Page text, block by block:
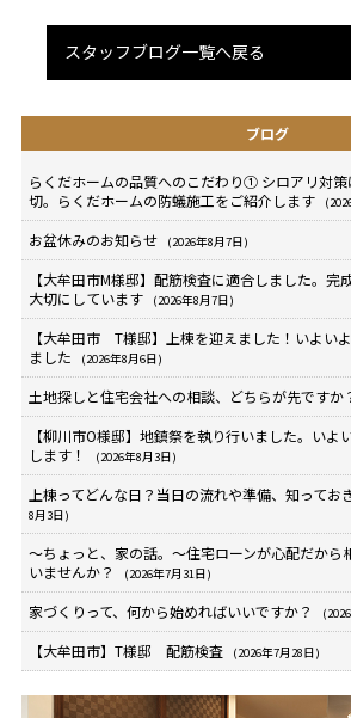
スタッフブログ一覧へ戻る
ブログ
らくだホームの品質へのこだわり① シロアリ対
切。らくだホームの防蟻施工をご紹介します
お盆休みのお知らせ (2026年8月7日)
【大牟田市M様邸】配筋検査に適合しました。完
大切にしています
(2026年8月7日)
【大牟田市 T様邸】上棟を迎えました！いよい
ました
(2026年8月6日)
土地探しと住宅会社への相談、どちらが先ですか
【柳川市O様邸】地鎮祭を執り行いました。いよ
します！
(2026年8月3日)
上棟ってどんな日？当日の流れや準備、知ってお
8月3日)
～ちょっと、家の話。～住宅ローンが心配だか
いませんか？
(2026年7月31日)
家づくりって、何から始めればいいですか？
【大牟田市】T様邸 配筋検査 (2026年7月28日)